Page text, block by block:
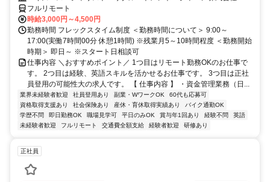
フルリモート
時給3,000円～4,500円
勤務時間 フレックスタイム制度 ＜勤務時間について＞ 9:00～
17:00(実働7時間00分 休憩1時間) ※残業月5～10時間程度 ＜勤務開始
時期＞ 即日～ ※スタート日相談可
仕事内容 ＼おすすめポイント／ 1つ目はリモート勤務OKのお仕事で
す。 2つ目は経験、英語スキルを活かせるお仕事です。 3つ目は正社
員登用の可能性大の求人です。 【 仕事内容 】 ・資金管理業務（日...
業界未経験者歓迎 社員登用あり 副業・WワークOK
60代も応募可
資格取得支援あり
社会保険あり 産休・育休取得実績あり
バイク通勤OK
学歴不問
即日勤務OK 職場見学可 平日のみOK 賞与年1回あり 経験不問
英語
未経験者歓迎
フルリモート 交通費全額支給 経験者歓迎 研修あり
正社員